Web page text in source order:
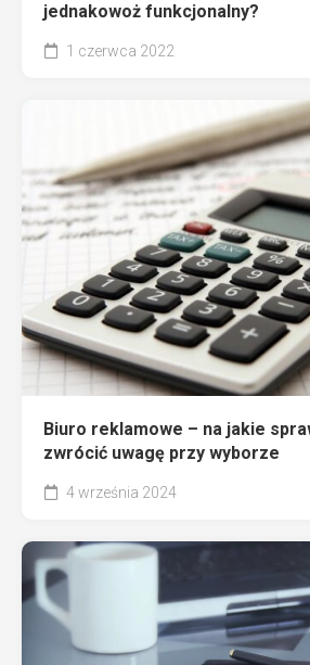
jednakowoż funkcjonalny?
1 czerwca 2022
Biuro reklamowe – na jakie
zwrócić uwagę przy wyborze
4 września 2024